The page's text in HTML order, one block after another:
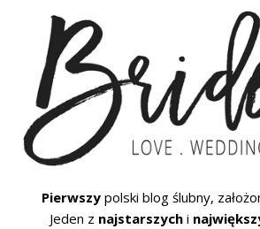
Pierwszy polski blog ślubny,
Jeden z najstarszychi